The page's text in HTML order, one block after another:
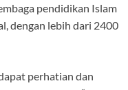
pendidikan Islam
dengan lebih dari 2400
perhatian dan